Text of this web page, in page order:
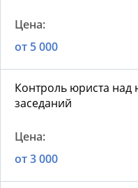
от 5 000
Контроль юриста над
заседаний
от 3 000